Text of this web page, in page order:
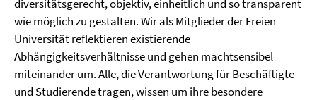
diversitätsgerecht, objektiv, einheitlich und so transparent
wie möglich zu gestalten. Wir als Mitglieder der Freien
Universität reflektieren existierende
Abhängigkeitsverhältnisse und gehen machtsensibel
miteinander um. Alle, die Verantwortung für Beschäftigte
und Studierende tragen, wissen um ihre besondere